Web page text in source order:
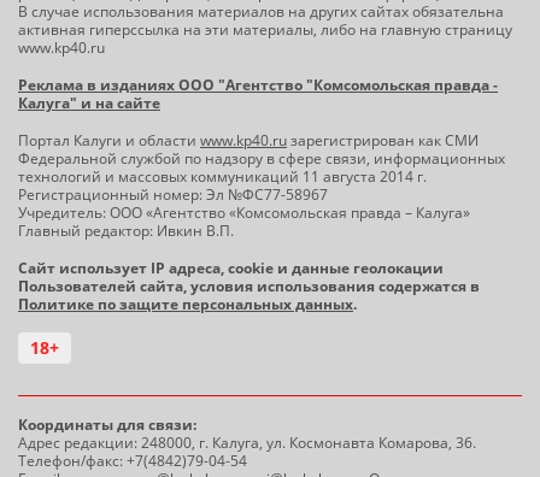
В случае использования материалов на других сайтах обязательна
активная гиперссылка на эти материалы, либо на главную страницу
www.kp40.ru
Реклама в изданиях ООО "Агентство "Комсомольская правда -
Калуга" и на сайте
Портал Калуги и области www.kp40.ruзарегистрирован как СМИ
Федеральной службой по надзору в сфере связи, информационных
технологий и массовых коммуникаций 11 августа 2014 г.
Регистрационный номер: Эл №ФС77-58967
Учредитель: ООО «Агентство «Комсомольская правда – Калуга»
Главный редактор: Ивкин В.П.
Сайт использует IP адреса, cookie и данные геолокации
Пользователей сайта, условия использования содержатся в
Политике по защите персональных данных.
18+
Координаты для связи:
Адрес редакции: 248000, г. Калуга, ул. Космонавта Комарова, 36.
Телефон/факс: +7(4842)79-04-54